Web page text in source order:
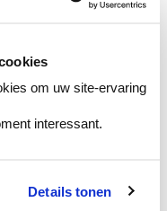
om uw site-ervaring
interessant.
Details tonen
winkel